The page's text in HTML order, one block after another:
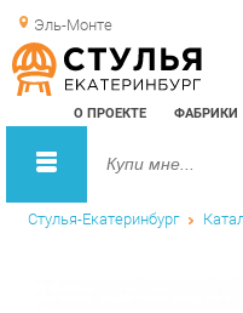
Эль-Монте
О ПРОЕКТЕ ФАБРИКИ
Стулья-Екатеринбург Каталог